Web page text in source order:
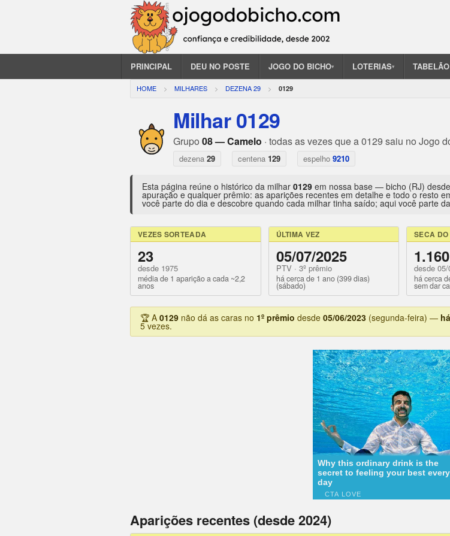
PRINCIPAL DEU NO POSTE JOGO DO BICHO▾ LOTERIAS▾ TABELÃO
HOME MILHARES DEZENA 29 0129
Milhar 0129
Grupo 08 — Camelo · todas as vezes que a 0129 saiu no Jogo
dezena 29 centena 129 espelho 9210
Esta página reúne o histórico da milhar 0129 em nossa base — bicho (RJ)
apuração e qualquer prêmio: as aparições recentes em detalhe e todo o resto
você parte do dia e descobre quando cada milhar tinha saído; aqui você parte
VEZES SORTEADA
23
desde 1975
média de 1 aparição a cada ~2,2
anos
ÚLTIMA VEZ
05/07/2025
PTV · 3º prêmio
há cerca de 1 ano (399 dias)
(sábado)
SECA DO
desde
há cerca
sem dar
🏆 A 0129 não dá as caras no 1º prêmio desde 05/06/2023 (segunda-feira) —
5 vezes.
Aparições recentes (desde 2024)